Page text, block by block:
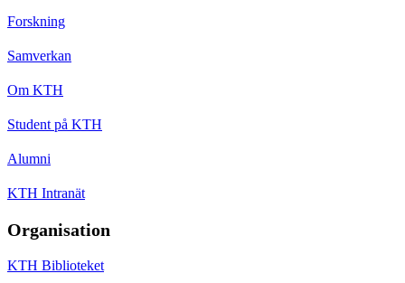
Forskning
Samverkan
Om KTH
Student på KTH
Alumni
KTH Intranät
Organisation
KTH Biblioteket